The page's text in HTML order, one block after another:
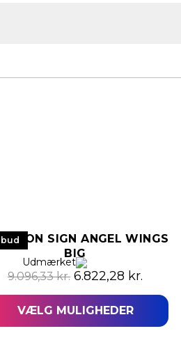
kr..
er: 4.764,19 kr..
NEON SIGN ANGEL WINGS
BIG
Udmærket
9.096,33kr. Den oprindelige
6.822,28 kr. Den
VÆLG MULIGHEDER